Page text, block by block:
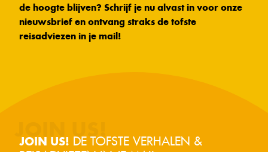
de hoogte blijven? Schrijf je nu alvast in voor onze
nieuwsbrief en ontvang straks de tofste
reisadviezen in je mail!
JOIN US! DE TOFSTE VERHALEN &